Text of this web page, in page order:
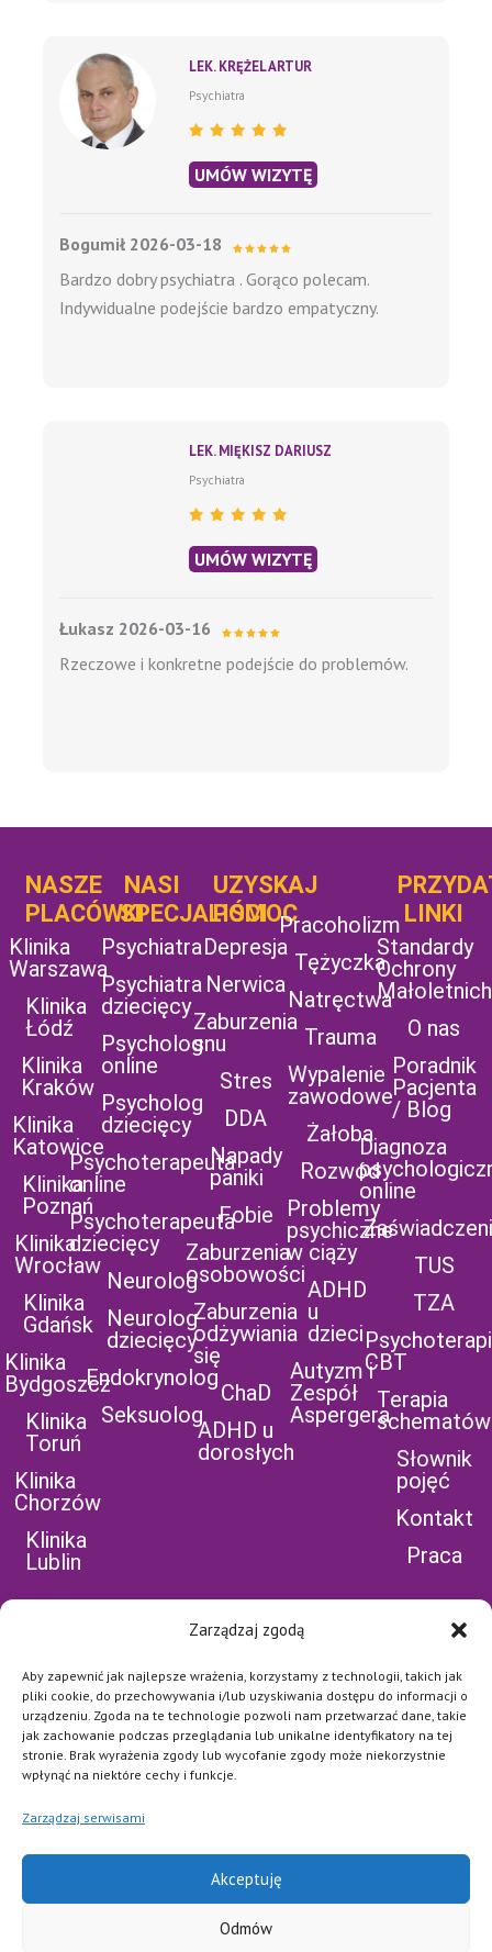
Zarządzaj zgodą
Aby zapewnić jak najlepsze wrażenia, korzystamy z technologii, takich jak
pliki cookie, do przechowywania i/lub uzyskiwania dostępu do informacji o
urządzeniu. Zgoda na te technologie pozwoli nam przetwarzać dane, takie
jak zachowanie podczas przeglądania lub unikalne identyfikatory na tej
stronie. Brak wyrażenia zgody lub wycofanie zgody może niekorzystnie
wpłynąć na niektóre cechy i funkcje.
Zarządzaj serwisami
Akceptuję
Odmów
LEK. KRĘŻEL ARTUR
Psychiatra
UMÓW WIZYTĘ
Bogumił 2026-03-18
Bardzo dobry psychiatra . Gorąco polecam.
Indywidualne podejście bardzo empatyczny.
LEK. MIĘKISZ DARIUSZ
Psychiatra
UMÓW WIZYTĘ
Łukasz 2026-03-16
Rzeczowe i konkretne podejście do problemów.
NASZE
PLACÓWKI
Klinika
Warszawa
Klinika
Łódź
Klinika
Kraków
Klinika
Katowice
Klinika
Poznań
Klinika
Wrocław
Klinika
Gdańsk
Klinika
Bydgoszcz
Klinika
Toruń
Klinika
Chorzów
Klinika
Lublin
NASI
SPECJALIŚCI
Psychiatra
Psychiatra
dziecięcy
Psycholog
online
Psycholog
dziecięcy
Psychoterapeuta
online
Psychoterapeuta
dziecięcy
Neurolog
Neurolog
dziecięcy
Endokrynolog
Seksuolog
UZYSKAJ
POMOC
Depresja
Nerwica
Zaburzenia
snu
Stres
DDA
Napady
paniki
Fobie
Zaburzenia
osobowości
Zaburzenia
odżywiania
się
ChaD
ADHD u
dorosłych
UZYSKAJ
POMOC
Pracoholizm
Tężyczka
Natręctwa
Trauma
Wypalenie
zawodowe
Żałoba
Rozwód
Problemy
psychiczne
w ciąży
ADHD
u
dzieci
Autyzm i
Zespół
Aspergera
LINKI
Standardy
Ochrony
Małoletnich
O nas
Poradnik
Pacjenta
/ Blog
Diagnoza
online
TUS
TZA
CBT
Terapia
schematów
Słownik
pojęć
Kontakt
Praca
POLEĆ NAS NA
FB
Najważniejsze jest dla nas
bezpieczeństwo naszych
Każde połączenie jest
szyfrowane i zabezpieczone
PRYWATNOŚCI I